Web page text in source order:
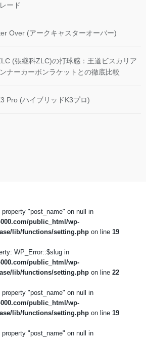
ード
Over (アークキャスターオーバー)
(張継科ZLC)の打球感：王道ビスカリア
ナーカーボンラケットとの徹底比較
Pro (ハイブリッドK3プロ)
"post_name" on null in
public_html/wp-
lib/functions/setting.php on line 19
WP_Error::$slug in
public_html/wp-
lib/functions/setting.php on line 22
"post_name" on null in
public_html/wp-
lib/functions/setting.php on line 19
"post_name" on null in